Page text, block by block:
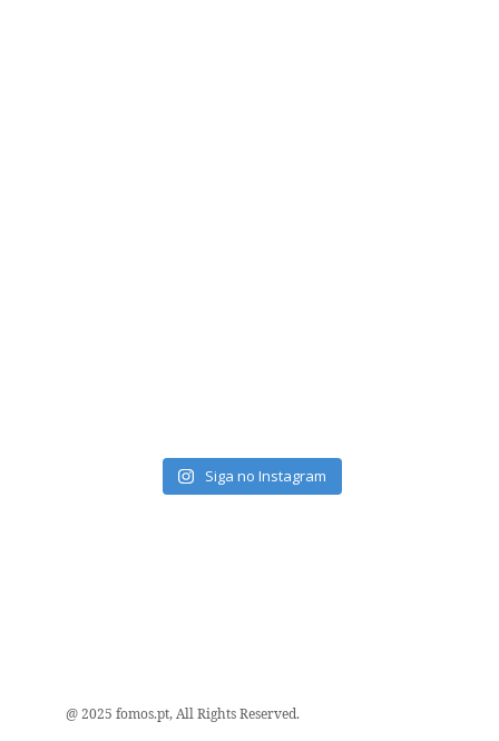
Siga no Instagram
@ 2025 fomos.pt, All Rights Reserved.